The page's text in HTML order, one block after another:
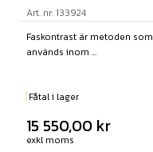
Art. nr: 133924
Faskontrast är metoden som
används inom ...
Fåtal i lager
15 550,00 kr
exkl moms